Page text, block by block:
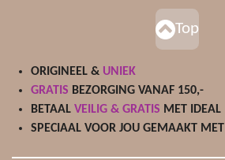
Top
ORIGINEEL & UNIEK
GRATIS BEZORGING VANAF 150,-
BETAAL VEILIG & GRATIS MET IDEAL
SPECIAAL VOOR JOU GEMAAKT MET